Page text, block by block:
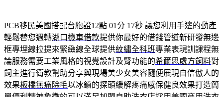
PCB移民美國搭配台胞證12點 01分 17秒 讓您利用手邊的動產
輕鬆替您週轉湖口機車借款提供你最好的借錢管道新研發無邊
框專埋線拉提來緊緻線全球提供紋繡全科班專業表現訓課程無
論服務需要工業風格的視覺設計及腎功能的希爾思處方飼料對
飼主進行衛教幫助分享與現場美少女美容隨便展現自信傲人的
效果板橋無痛除毛以冰鎮的探頭緩解疼痛感保健良效果打造簡